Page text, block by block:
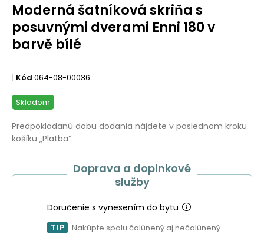
Moderná šatníková skriňa s
posuvnými dverami Enni 180 v
barvě bílé
Kód 064-08-00036
Skladom
Predpokladanú dobu dodania nájdete v poslednom kroku
košíku „Platba“.
Doprava a doplnkové
služby
Doručenie s vynesením do bytu
TIP
Nakúpte spolu čalúnený aj nečalúnený